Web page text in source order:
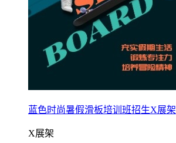
蓝色时尚暑假滑板培训班招生X展架
X展架